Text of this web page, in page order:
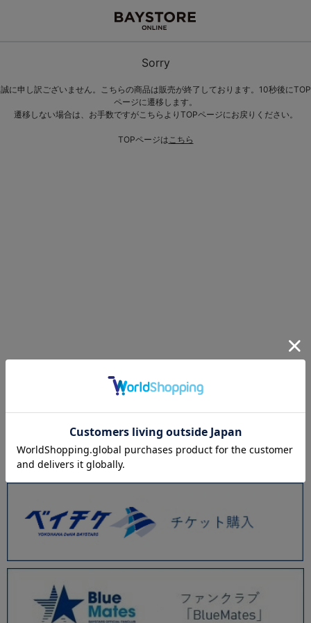
Sorry
誠に申し訳ございません。こちらの商品は販売が終了しております。10秒後にTOP
ページに遷移します。
遷移しない場合は、お手数ですがこちらよりTOPページにお戻りください。
TOPページはこちら